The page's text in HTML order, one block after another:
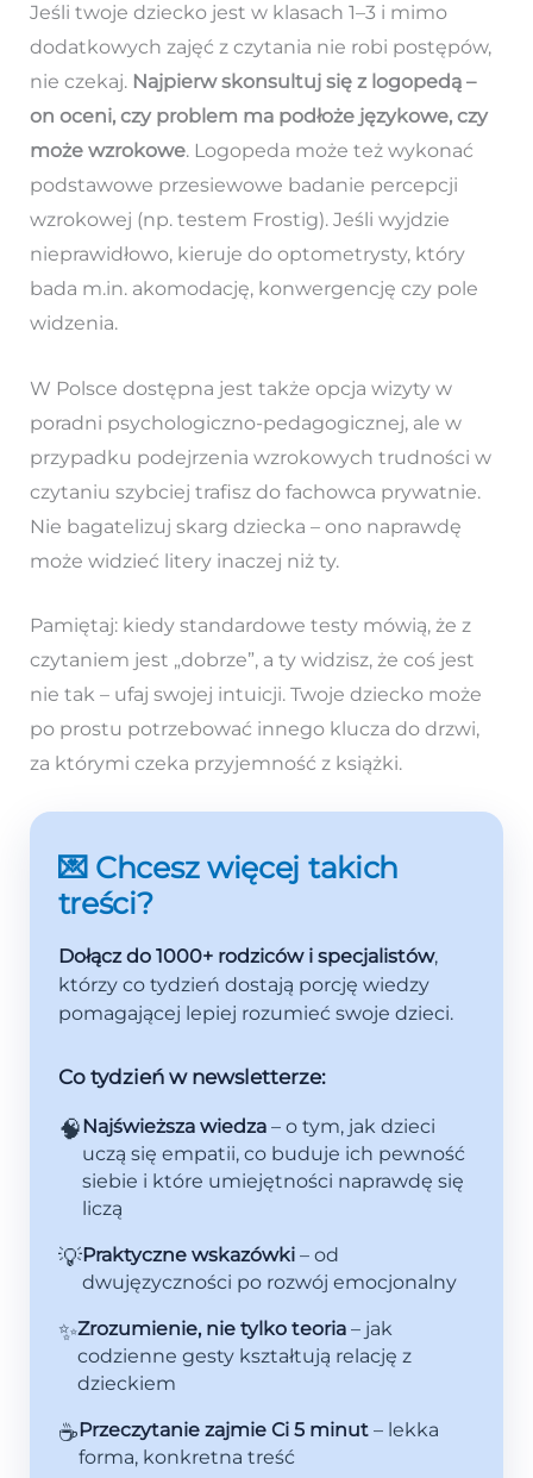
Jeśli twoje dziecko jest w klasach 1–3 i mimo
dodatkowych zajęć z czytania nie robi postępów,
nie czekaj. Najpierw skonsultuj się z logopedą –
on oceni, czy problem ma podłoże językowe, czy
może wzrokowe. Logopeda może też wykonać
podstawowe przesiewowe badanie percepcji
wzrokowej (np. testem Frostig). Jeśli wyjdzie
nieprawidłowo, kieruje do optometrysty, który
bada m.in. akomodację, konwergencję czy pole
widzenia.
W Polsce dostępna jest także opcja wizyty w
poradni psychologiczno-pedagogicznej, ale w
przypadku podejrzenia wzrokowych trudności w
czytaniu szybciej trafisz do fachowca prywatnie.
Nie bagatelizuj skarg dziecka – ono naprawdę
może widzieć litery inaczej niż ty.
Pamiętaj: kiedy standardowe testy mówią, że z
czytaniem jest „dobrze”, a ty widzisz, że coś jest
nie tak – ufaj swojej intuicji. Twoje dziecko może
po prostu potrzebować innego klucza do drzwi,
za którymi czeka przyjemność z książki.
💌 Chcesz więcej takich
treści?
Dołącz do 1000+ rodziców i specjalistów,
którzy co tydzień dostają porcję wiedzy
pomagającej lepiej rozumieć swoje dzieci.
Co tydzień w newsletterze:
🧠Najświeższa wiedza– o tym, jak dzieci
uczą się empatii, co buduje ich pewność
siebie i które umiejętności naprawdę się
liczą
💡Praktyczne wskazówki– od
dwujęzyczności po rozwój emocjonalny
✨Zrozumienie, nie tylko teoria– jak
codzienne gesty kształtują relację z
dzieckiem
☕Przeczytanie zajmie Ci 5 minut– lekka
forma, konkretna treść